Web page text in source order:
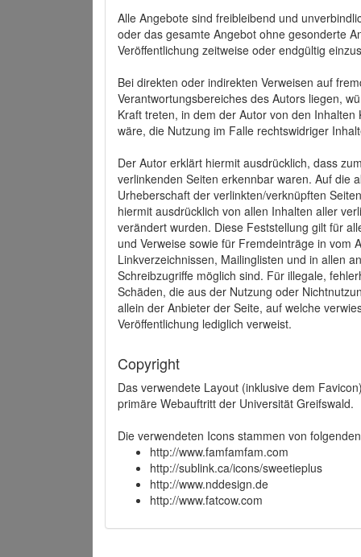
Alle Angebote sind freibleibend und
oder das gesamte Angebot ohne gesonderte
Veröffentlichung zeitweise oder endgültig
Bei direkten oder indirekten Verweisen auf
Verantwortungsbereiches des Autors liegen,
Kraft treten, in dem der Autor von den
wäre, die Nutzung im Falle rechtswidriger
Der Autor erklärt hiermit ausdrücklich, dass
verlinkenden Seiten erkennbar waren. Auf die
Urheberschaft der verlinkten/verknüpften
hiermit ausdrücklich von allen Inhalten aller
verändert wurden. Diese Feststellung gilt für
und Verweise sowie für Fremdeinträge in vom
Linkverzeichnissen, Mailinglisten und in allen
Schreibzugriffe möglich sind. Für illegale,
Schäden, die aus der Nutzung oder
allein der Anbieter der Seite, auf welche
Veröffentlichung lediglich verweist.
Copyright
Das verwendete Layout (inklusive dem
primäre Webauftritt der Universität Greifswald.
Die verwendeten Icons stammen von
http://www.famfamfam.com
http://sublink.ca/icons/sweetieplus
http://www.nddesign.de
http://www.fatcow.com